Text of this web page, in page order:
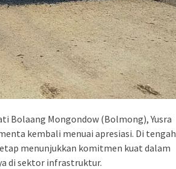
Bolaang Mongondow (Bolmong),Yusra
kembali menuai apresiasi. Di tengah
menunjukkan komitmen kuat dalam
di sektor infrastruktur.